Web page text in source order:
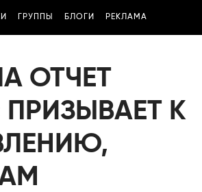
ГРУППЫ БЛОГИ РЕКЛАМА
ОТЧЕТ
К